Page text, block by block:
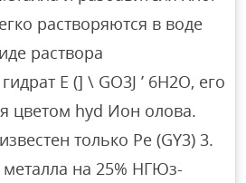
растворяются в воде
раствора
E (] \ GO3J ’ 6H2O, его
цветом hyd Ион олова.
только Pe (GY3) 3.
на 25% НГЮз-